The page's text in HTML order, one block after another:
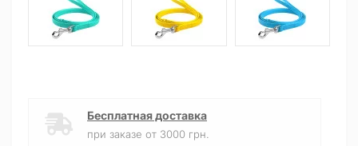
Бесплатная доставка
при заказе от 3000 грн.